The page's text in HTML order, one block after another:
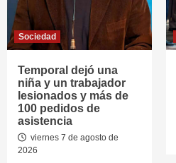
Sociedad
Temporal dejó una
niña y un trabajador
lesionados y más de
100 pedidos de
asistencia
viernes 7 de agosto de
2026